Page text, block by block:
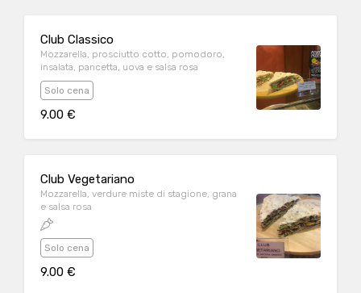
Club Classico
Mozzarella, prosciutto cotto, pomodoro,
insalata, pancetta, uova e salsa rosa
Solo cena
9.00 €
Club Vegetariano
Mozzarella, verdure miste di stagione, grana
e salsa rosa
Solo cena
9.00 €